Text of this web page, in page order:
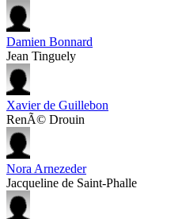
Damien Bonnard
Jean Tinguely
Xavier de Guillebon
RenÃ© Drouin
Nora Arnezeder
Jacqueline de Saint-Phalle